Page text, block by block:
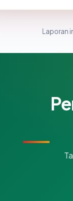
Laporan